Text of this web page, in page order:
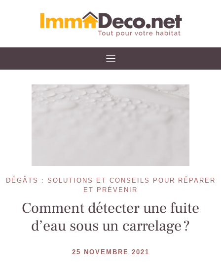
DÉGÂTS : SOLUTIONS ET CONSEILS POUR RÉPARER
ET PRÉVENIR
Comment détecter une fuite
d’eau sous un carrelage ?
25 NOVEMBRE 2021